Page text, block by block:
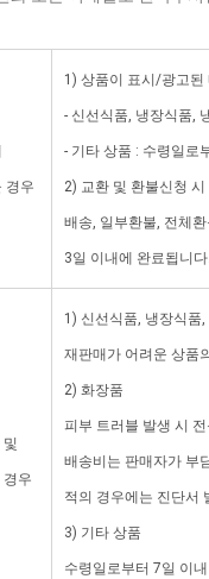
경우
1) 상품이 표시/광고된
- 신선식품, 냉장식품,
- 기타 상품 : 수령일로
2) 교환 및 환불신청
배송, 일부환불, 전체
3일 이내에 완료됩니
경우
1) 신선식품, 냉장식품
재판매가 어려운 상품
2) 화장품
피부 트러블 발생 시
배송비는 판매자가 부
적의 경우에는 진단서
3) 기타 상품
수령일로부터 7일 이